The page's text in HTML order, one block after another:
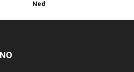
Ned